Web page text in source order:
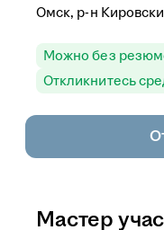
Омск, р-н
Можно без
Откликнитесь
Мастер